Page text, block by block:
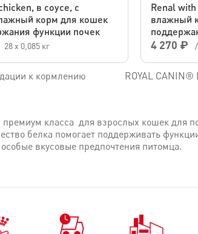
в соусе, с
корм для кошек
функции почек
28 х 0,085 кг
Renal
влажный
4 270 ₽ /
к кормлению ROYAL CANIN®
класса для взрослых кошек для
белка помогает поддерживать
вкусовые предпочтения питомца.